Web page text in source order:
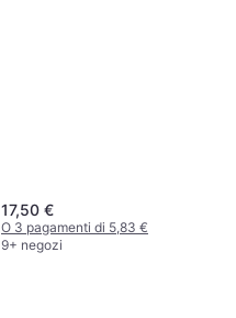
17,50 €
O 3 pagamenti di 5,83 €
9+ negozi